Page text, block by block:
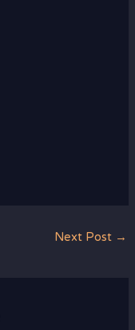
Next Post →